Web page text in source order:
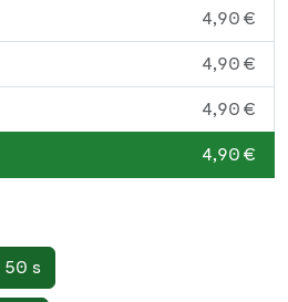
4,90 €
4,90 €
4,90 €
4,90 €
50 s